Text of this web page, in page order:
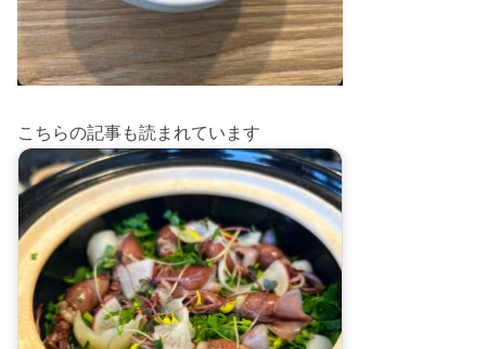
こちらの記事も読まれています